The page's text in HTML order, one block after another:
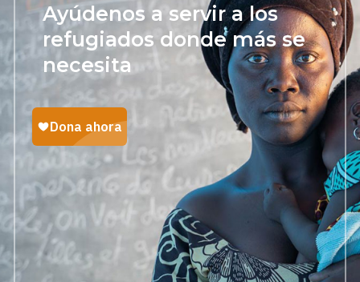
Ayúdenos a servir a los
refugiados donde más se
necesita